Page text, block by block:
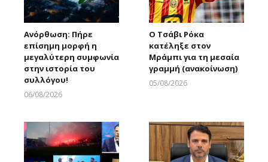
Ανόρθωση: Πήρε
επίσημη μορφή η
μεγαλύτερη συμφωνία
στην ιστορία του
συλλόγου!
06/08/2026
Ο Τσάβι Ρόκα
κατέληξε στον
Μράμπι για τη μεσαία
γραμμή (ανακοίνωση)
05/08/2026